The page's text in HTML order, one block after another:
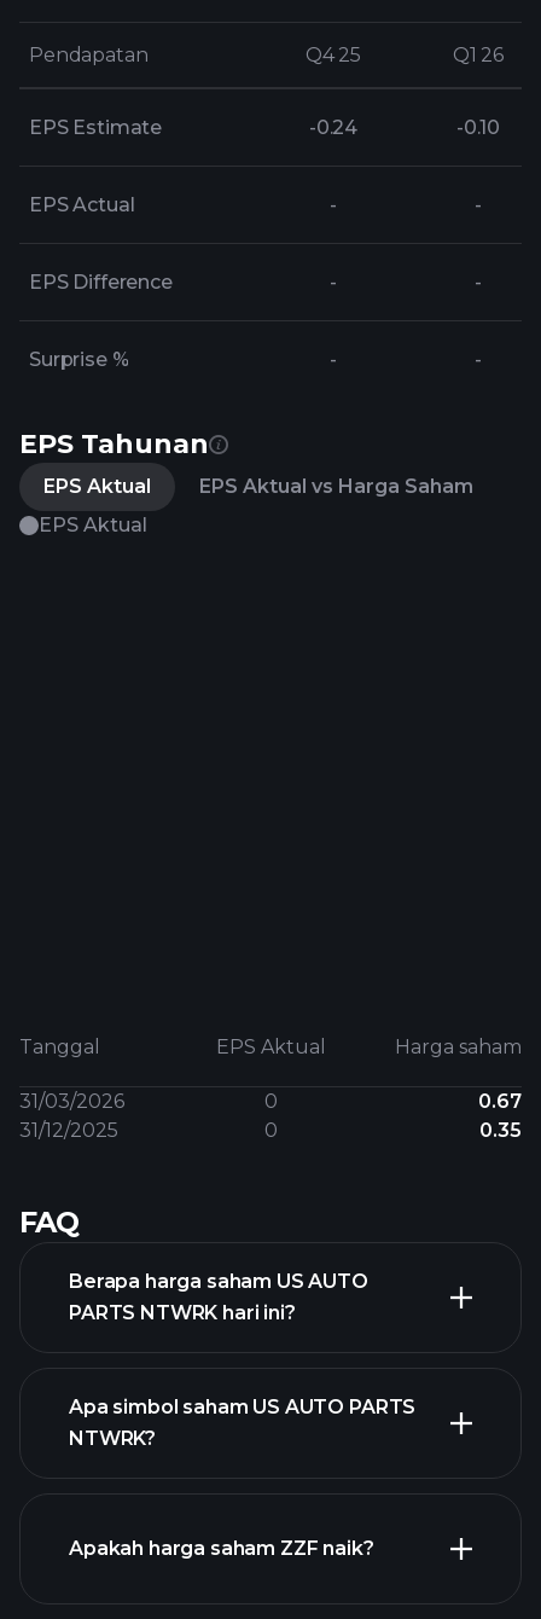
Pendapatan Q4 25 Q1 26
Pendapatan Q4 25 Q1 26
EPS Estimate -0.24 -0.10
EPS Actual - -
EPS Difference - -
Surprise % - -
EPS Tahunan
EPS Aktual
EPS Aktual vs Harga Saham
EPS Aktual
Tanggal EPS Aktual Harga saham
31/03/2026 0
0.67
31/12/2025
0 0.35
FAQ
Berapa harga saham US AUTO
PARTS NTWRK hari ini?
Apa simbol saham US AUTO PARTS
NTWRK?
Apakah harga saham ZZF naik?